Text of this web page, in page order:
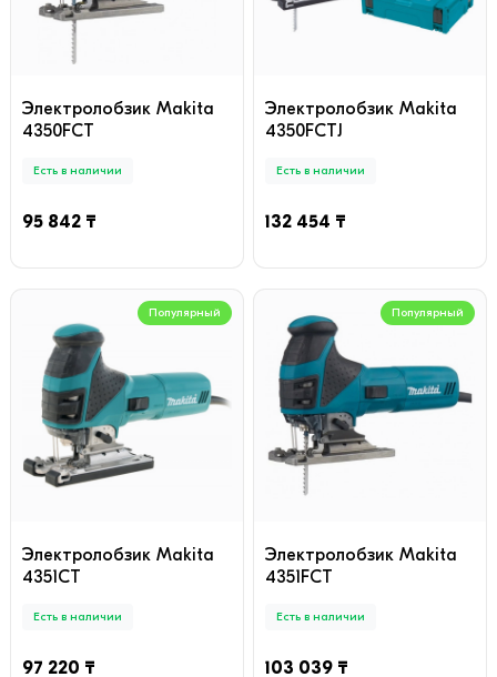
Электролобзик Makita
4350FCT
Есть в наличии
95 842 ₸
Электролобзик Makita
4350FCTJ
Есть в наличии
132 454 ₸
Популярный
Электролобзик Makita
4351CT
Есть в наличии
97 220 ₸
Популярный
Электролобзик Makita
4351FCT
Есть в наличии
103 039 ₸